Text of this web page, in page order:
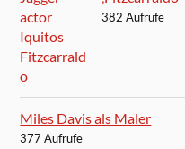
382 Aufrufe
Miles Davis als Maler
377 Aufrufe